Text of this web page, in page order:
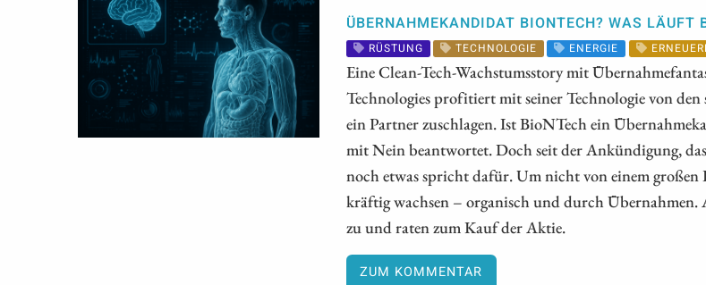
ÜBERNAHMEKANDIDAT BIONTECH? WAS LÄUFT
RÜSTUNG TECHNOLOGIE ENERGIE
Eine Clean-Tech-Wachstumsstory mit
Technologies profitiert mit seiner Technologie von
ein Partner zuschlagen. Ist BioNTech ein
mit Nein beantwortet. Doch seit der Ankündigung,
noch etwas spricht dafür. Um nicht von einem
kräftig wachsen – organisch und durch Übernahmen.
zu und raten zum Kauf der Aktie.
ZUM KOMMENTAR